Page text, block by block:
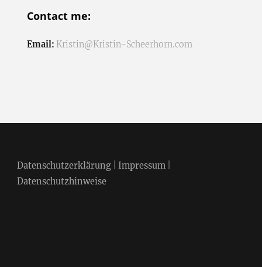
Contact me:
Email: Kristin@Kristin-Scheerhorn.com
Datenschutzerklärung| Impressum
Datenschutzhinweise